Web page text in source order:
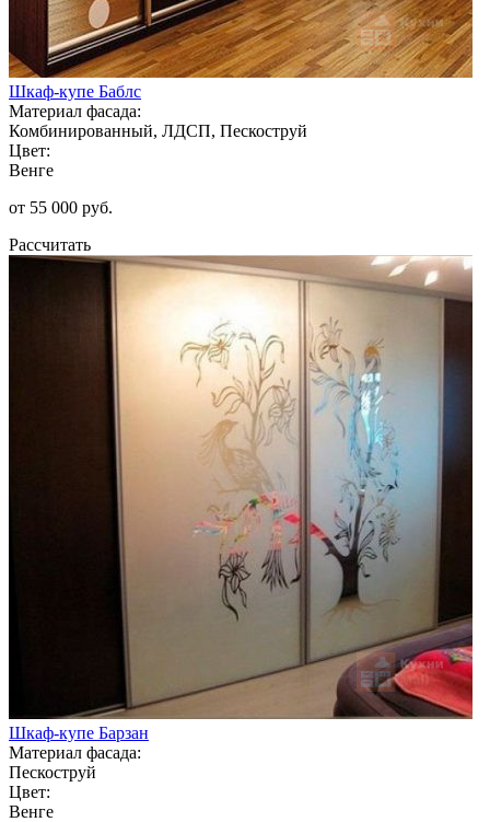
Шкаф-купе Баблс
Материал фасада:
Комбинированный, ЛДСП, Пескоструй
Цвет:
Венге
от 55 000 руб.
Рассчитать
Шкаф-купе Барзан
Материал фасада:
Пескоструй
Цвет:
Венге